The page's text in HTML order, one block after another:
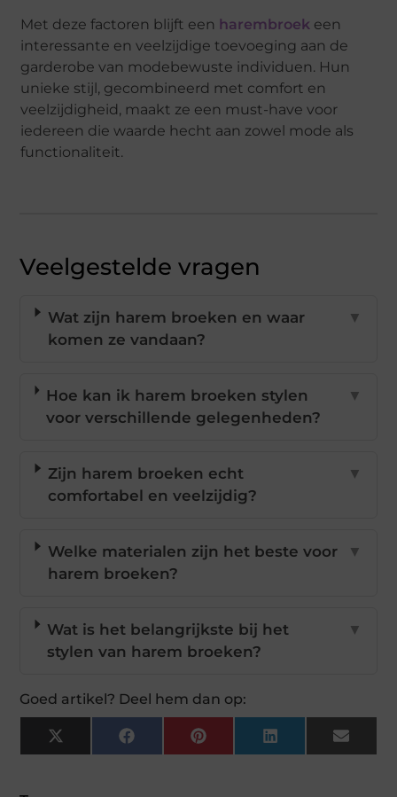
Met deze factoren blijft een harembroek een
interessante en veelzijdige toevoeging aan de
garderobe van modebewuste individuen. Hun
unieke stijl, gecombineerd met comfort en
veelzijdigheid, maakt ze een must-have voor
iedereen die waarde hecht aan zowel mode als
functionaliteit.
Veelgestelde vragen
Wat zijn harem broeken en waar
komen ze vandaan?
▼
Hoe kan ik harem broeken stylen
voor verschillende gelegenheden?
▼
Zijn harem broeken echt
comfortabel en veelzijdig?
▼
Welke materialen zijn het beste voor
harem broeken?
▼
Wat is het belangrijkste bij het
stylen van harem broeken?
▼
Goed artikel? Deel hem dan op:
X
(Twitter)
FacebookPinterestLinkedInEmail